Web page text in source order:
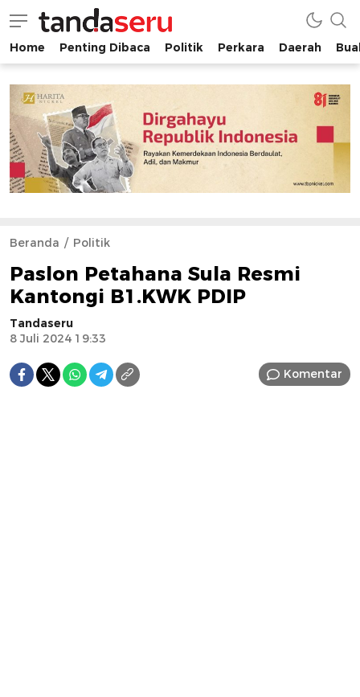
tandaseru.com | Penting Dibaca
tandaseru.com
Home Penting Dibaca Politik Perkara Daerah
Beranda Politik
Paslon Petahana Sula Resmi
Kantongi B1.KWK PDIP
Tandaseru
8 Juli 2024 19:33
Komentar